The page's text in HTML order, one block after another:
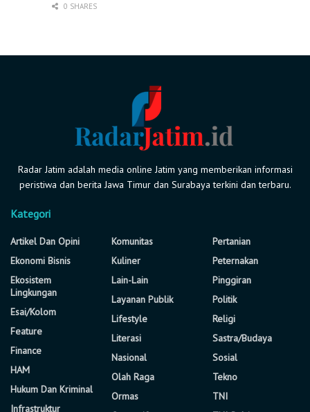
0 SHARES
Radar Jatim adalah media online Jatim yang memberikan informasi
peristiwa dan berita Jawa Timur dan Surabaya terkini dan terbaru.
Kategori
Artikel Dan Opini
Ekonomi Bisnis
Ekosistem
Lingkungan
Esai/Kolom
Feature
Finance
HAM
Hukum Dan Kriminal
Infrastruktur
Komunitas
Kuliner
Lain-Lain
Layanan Publik
Lifestyle
Literasi
Nasional
Olah Raga
Ormas
Pertanian
Peternakan
Pinggiran
Politik
Religi
Sastra/Budaya
Sosial
Tekno
TNI